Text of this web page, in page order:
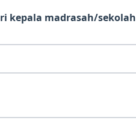
kepala madrasah/sekolah